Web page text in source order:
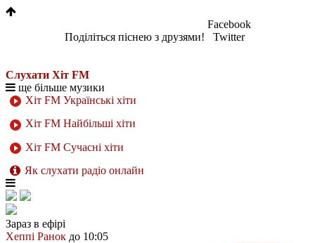
Поділіться піснею з друзями!
Facebook
Twitter
Слухати Хіт FM
ще більше музики
Хіт FM Українські хіти
Хіт FM Найбільші хіти
Хіт FM Сучасні хіти
Як слухати радіо онлайн
Зараз в ефірі
Хеппі Ранок до 10:05